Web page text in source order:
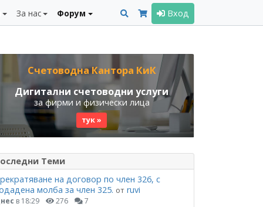
За нас Форум Вход
Счетоводна Кантора КиК
Дигитални счетоводни услуги
за фирми и физически лица
тук »
Теми
на договор по член 326, с
молба за член 325. от ruvi
в 18:29 276 7